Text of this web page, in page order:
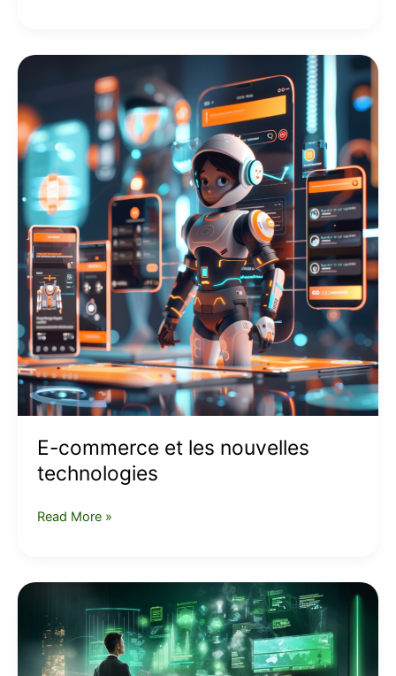
E-commerce et les nouvelles
technologies
commerce
et
les
nouvelles
technologies
Read More »
ce-
que
l’IA